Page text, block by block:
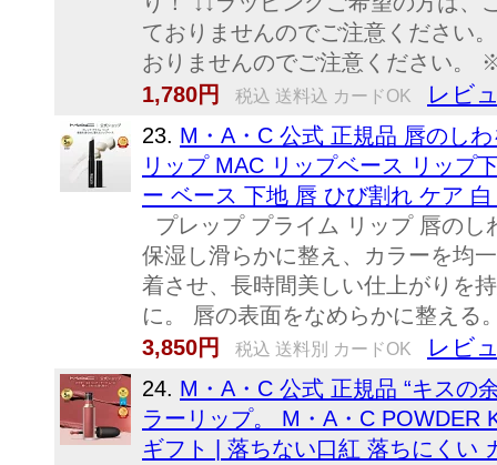
ておりませんのでご注意ください
おりませんのでご注意ください。
1,780円
税込 送料込 カードOK レビ
23. M・A・C 公式 正規品 唇のし
リップ MAC リップベース リップ
ー ベース 下地 唇 ひび割れ ケア
プレップ プライム リップ 唇のし
保湿し滑らかに整え、カラーを均
着させ、長時間美しい仕上がりを
に。 唇の表面をなめらかに整える
3,850円
税込 送料別 カードOK レビ
24. M・A・C 公式 正規品 “キスの
ラーリップ。 M・A・C POWDER
ギフト | 落ちない口紅 落ちにくい